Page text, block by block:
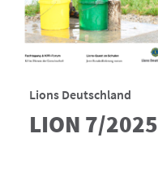
Lions Deutschland
LION 7/2025